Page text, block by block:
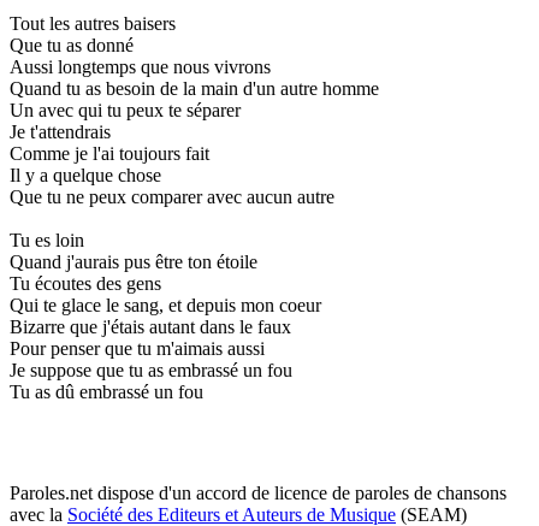
Tout les autres baisers
Que tu as donné
Aussi longtemps que nous vivrons
Quand tu as besoin de la main d'un autre homme
Un avec qui tu peux te séparer
Je t'attendrais
Comme je l'ai toujours fait
Il y a quelque chose
Que tu ne peux comparer avec aucun autre
Tu es loin
Quand j'aurais pus être ton étoile
Tu écoutes des gens
Qui te glace le sang, et depuis mon coeur
Bizarre que j'étais autant dans le faux
Pour penser que tu m'aimais aussi
Je suppose que tu as embrassé un fou
Tu as dû embrassé un fou
Paroles.net dispose d'un accord de licence de paroles de chansons
avec la Société des Editeurs et Auteurs de Musique (SEAM)